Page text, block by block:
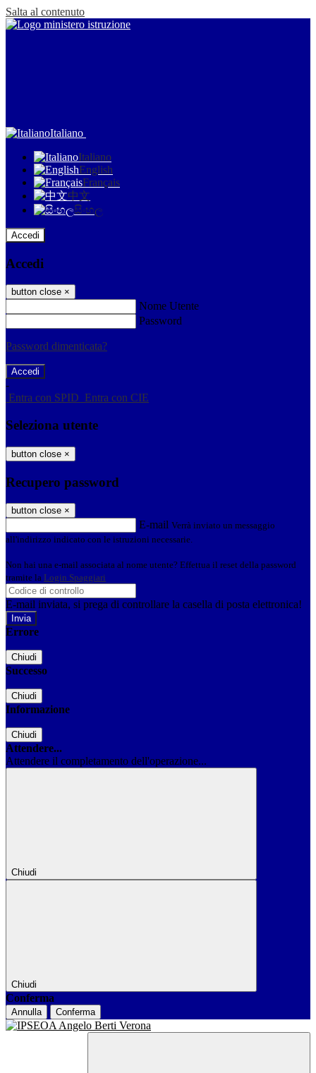
Salta al contenuto
Italiano
Italiano
English
Français
中文
සිංහල
Accedi
Accedi
button close ×
Nome Utente
Password
Password dimenticata?
-
Entra con SPID Entra con CIE
Seleziona utente
button close ×
Recupero password
button close ×
E-mail Verrà inviato un messaggio
all'indirizzo indicato con le istruzioni necessarie.
Non hai una e-mail associata al nome utente? Effettua il reset della password
tramite la Login Spaggiari
E-mail inviata, si prega di controllare la casella di posta elettronica!
Errore
Chiudi
Successo
Chiudi
Informazione
Chiudi
Attendere...
Attendere il completamento dell'operazione...
Chiudi
Chiudi
Conferma
Annulla Conferma